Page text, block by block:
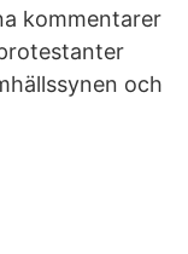
kommentarer
och